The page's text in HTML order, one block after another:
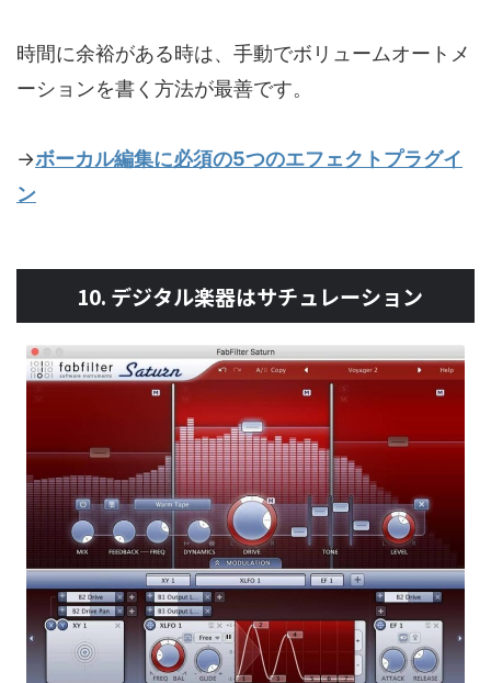
時間に余裕がある時は、手動でボリュームオートメ
ーションを書く方法が最善です。
→ボーカル編集に必須の5つのエフェクトプラグイ
ン
10. デジタル楽器はサチュレーション